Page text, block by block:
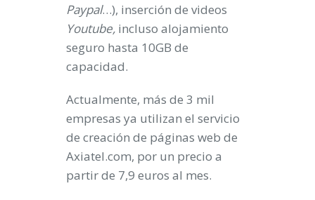
Paypal…), inserción de videos
Youtube, incluso alojamiento
seguro hasta 10GB de
capacidad.
Actualmente, más de 3 mil
empresas ya utilizan el servicio
de creación de páginas web de
Axiatel.com, por un precio a
partir de 7,9 euros al mes.